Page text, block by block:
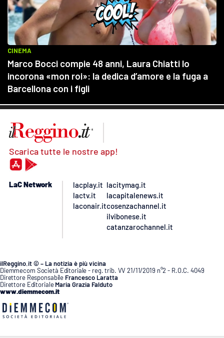
Scarica tutte le nostre app!
LaC Network
lacplay.it
lactv.it
laconair.it
lacitymag.it
lacapitalenews.it
cosenzachannel.it
ilvibonese.it
catanzarochannel.it
ilReggino.it © – La notizia è più vicina
Diemmecom Società Editoriale - reg. trib. VV 21/11/2019 n°2 - R.O.C. 4049
Direttore Responsabile Francesco Laratta
Direttore Editoriale Maria Grazia Falduto
www.diemmecom.it